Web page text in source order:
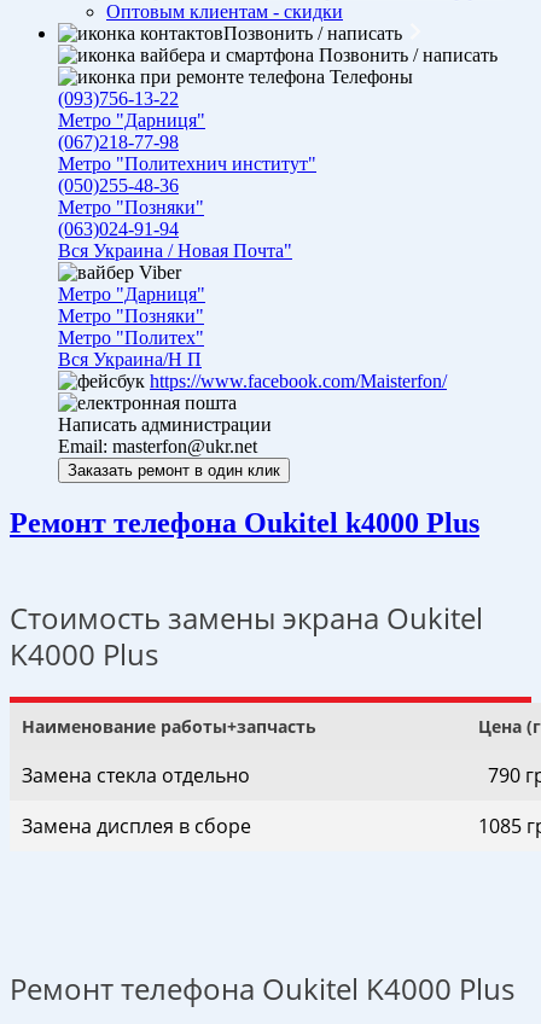
Оптовым клиентам - скидки
Позвонить / написать
Позвонить / написать
Телефоны
(093)756-13-22
Метро "Дарниця"
(067)218-77-98
Метро "Политехнич институт"
(050)255-48-36
Метро "Позняки"
(063)024-91-94
Вся Украина / Новая Почта"
Viber
Метро "Дарниця"
Метро "Позняки"
Метро "Политех"
Вся Украина/Н П
https://www.facebook.com/Maisterfon/
Написать администрации
Email: masterfon@ukr.net
Ремонт телефона Oukitel k4000 Plus
Стоимость замены экрана Oukitel
K4000 Plus
Наименование работы+запчасть Цена
Замена стекла отдельно
790
Замена дисплея в сборе
1085
Ремонт телефона Oukitel K4000 Plus